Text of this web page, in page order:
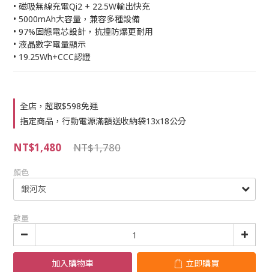
• 磁吸無線充電Qi2 + 22.5W輸出快充
• 5000mAh大容量，兼容多種設備
• 97%固態電芯設計，抗撞防爆更耐用
• 液晶數字電量顯示
• 19.25Wh+CCC認證
全店，超取$598免運
指定商品，行動電源滿額送收納袋13x18公分
NT$1,780
NT$1,480
顏色
數量
加入購物車 立即購買